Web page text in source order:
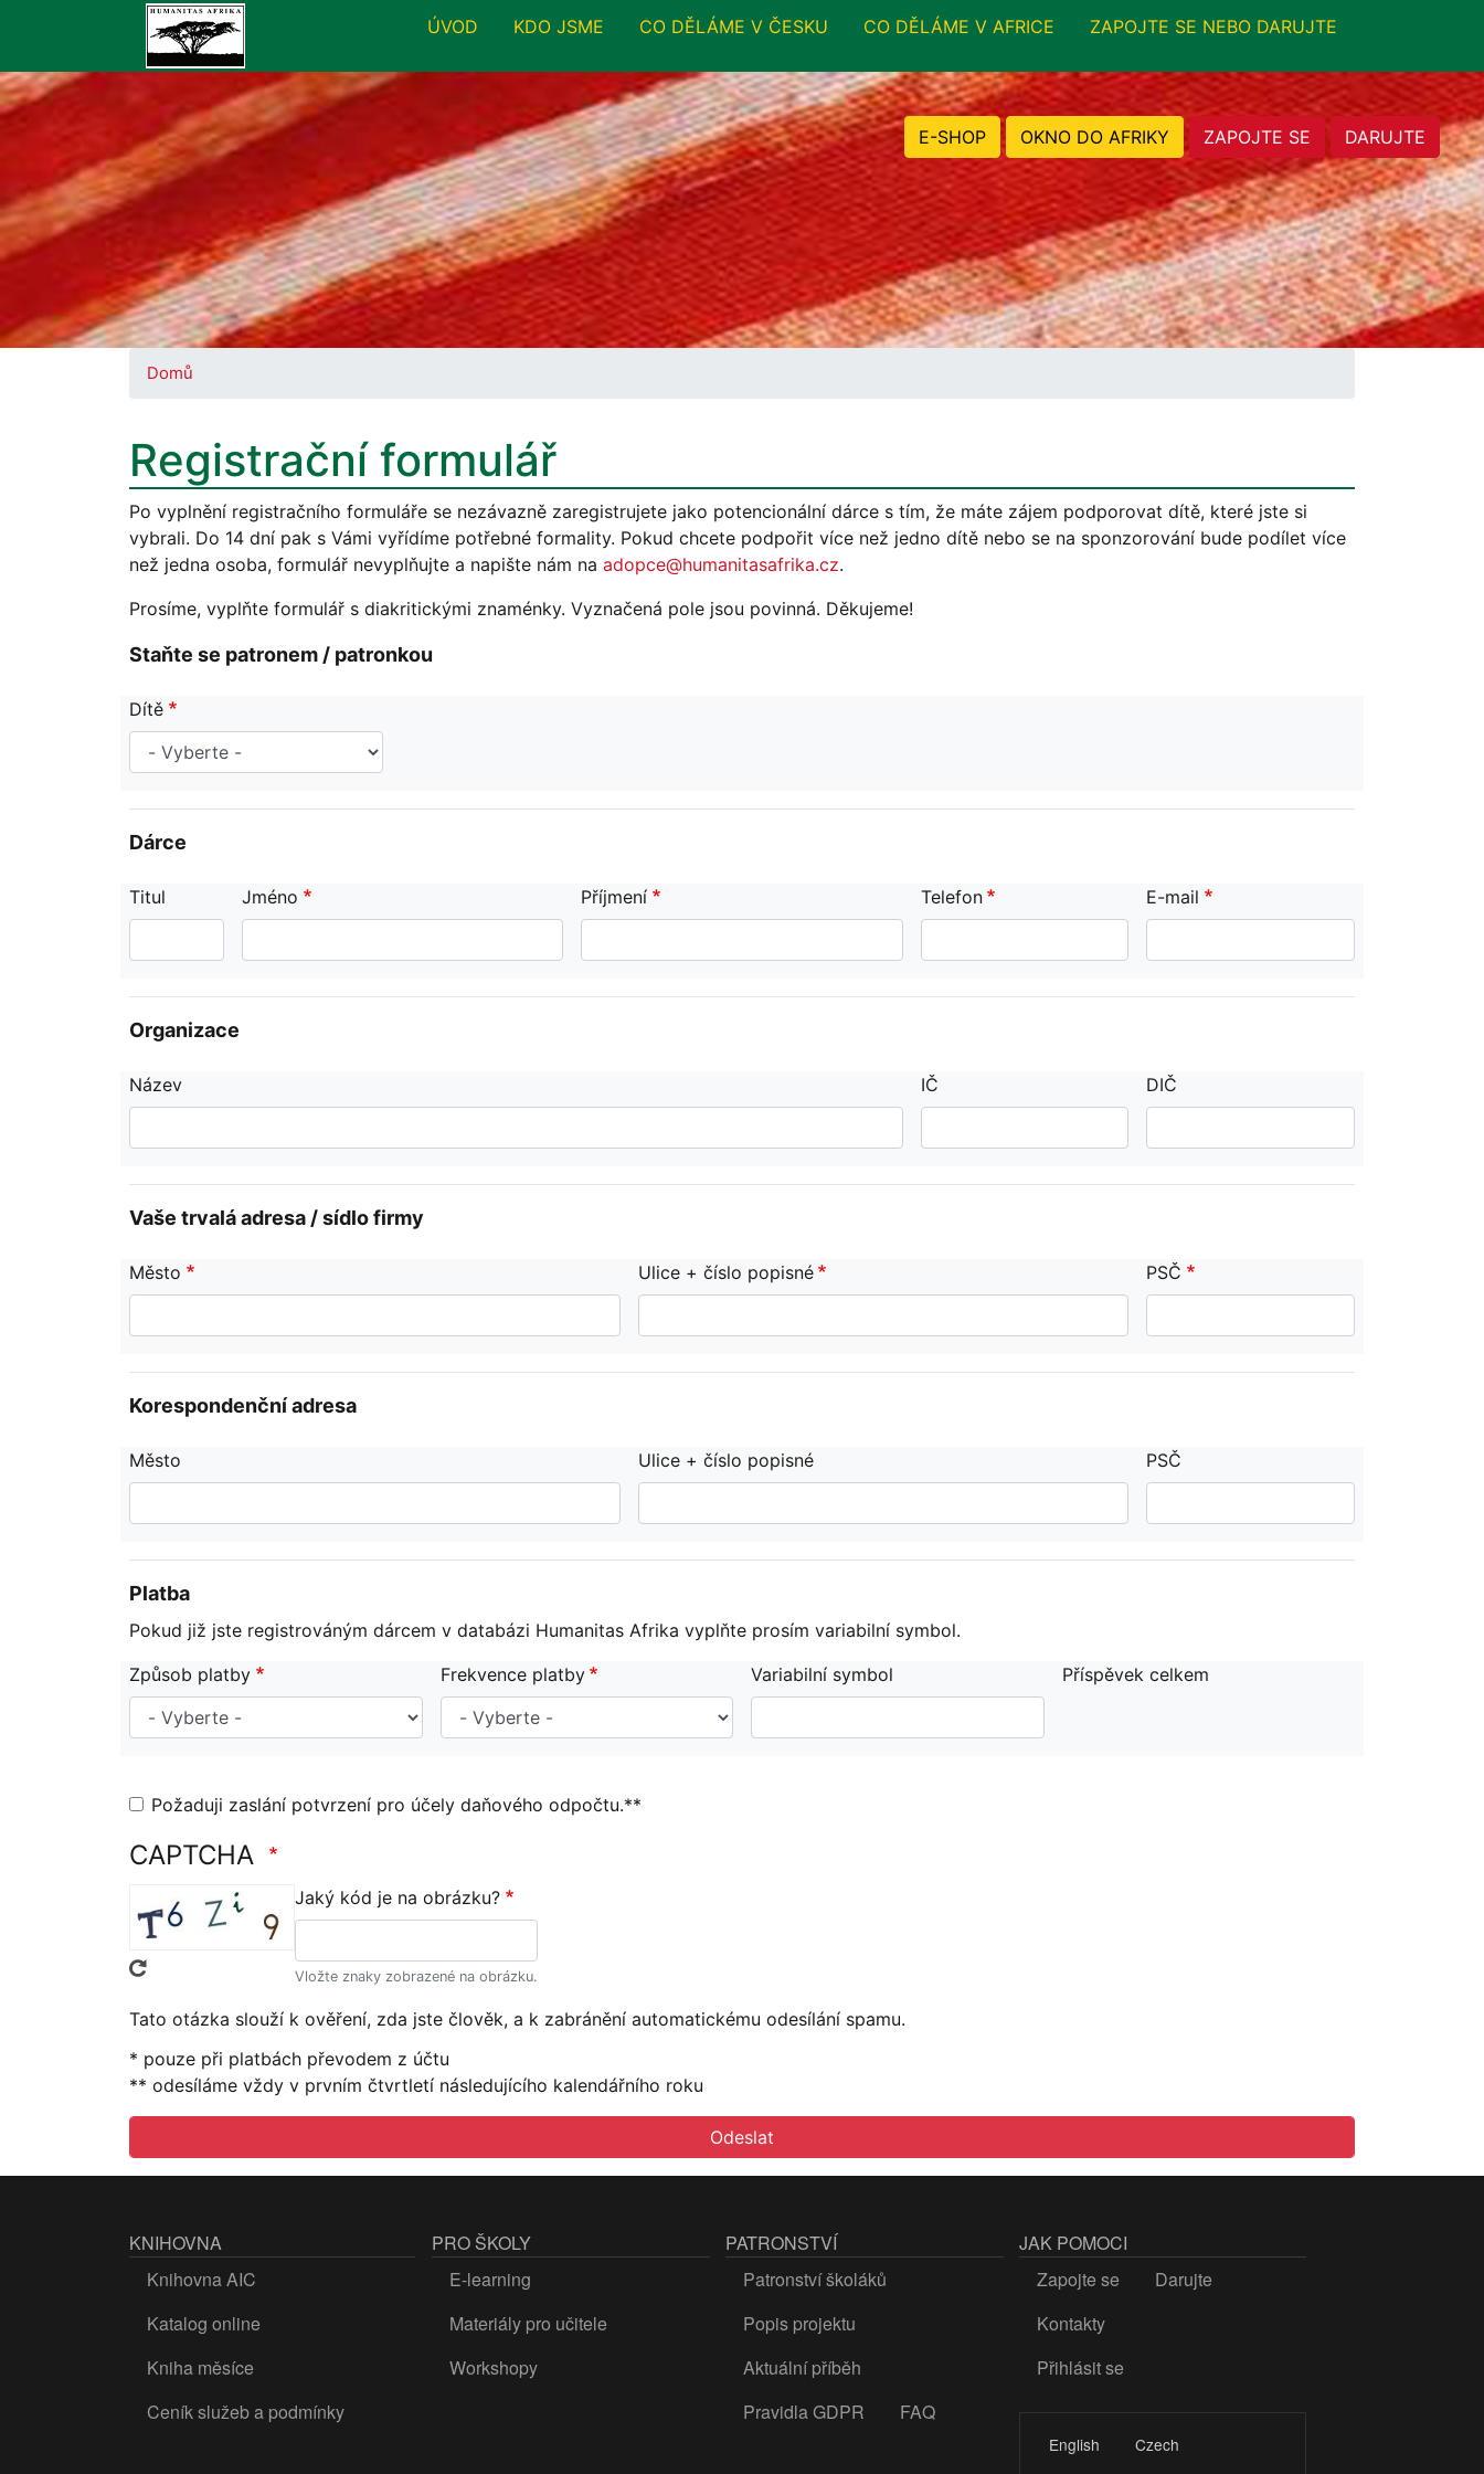
ÚVOD KDO JSME CO DĚLÁME V ČESKU CO DĚLÁME V AFRICE ZAPOJTE SE NEBO DARUJTE
E-SHOP OKNO DO AFRIKY ZAPOJTE SE DARUJTE
Domů
Registrační formulář
Po vyplnění registračního formuláře se nezávazně zaregistrujete jako potencionální dárce s tím, že máte zájem podporovat dítě, které jste si
vybrali. Do 14 dní pak s Vámi vyřídíme potřebné formality. Pokud chcete podpořit více než jedno dítě nebo se na sponzorování bude podílet více
než jedna osoba, formulář nevyplňujte a napište nám na adopce@humanitasafrika.cz.
Prosíme, vyplňte formulář s diakritickými znaménky. Vyznačená pole jsou povinná. Děkujeme!
Staňte se patronem / patronkou
Dítě
Dárce
Titul Jméno Příjmení Telefon E-mail
Organizace
Název IČ DIČ
Vaše trvalá adresa / sídlo firmy
Město Ulice + číslo popisné PSČ
Korespondenční adresa
Město Ulice + číslo popisné PSČ
Platba
Pokud již jste registrováným dárcem v databázi Humanitas Afrika vyplňte prosím variabilní symbol.
Způsob platby
Frekvence platby Variabilní symbol Příspěvek celkem
Požaduji zaslání potvrzení pro účely daňového odpočtu.**
CAPTCHA
Jaký kód je na obrázku?
Vložte znaky zobrazené na obrázku.
Tato otázka slouží k ověření, zda jste člověk, a k zabránění automatickému odesílání spamu.
* pouze při platbách převodem z účtu
** odesíláme vždy v prvním čtvrtletí následujícího kalendářního roku
KNIHOVNA
Knihovna AIC
Katalog online
Kniha měsíce
Ceník služeb a podmínky
PRO ŠKOLY
E-learning
Materiály pro učitele
Workshopy
PATRONSTVÍ
Patronství školáků
Popis projektu
Aktuální příběh
Pravidla GDPR
FAQ
JAK POMOCI
Zapojte se
Darujte
Kontakty
LOGIN
Přihlásit se
English Czech